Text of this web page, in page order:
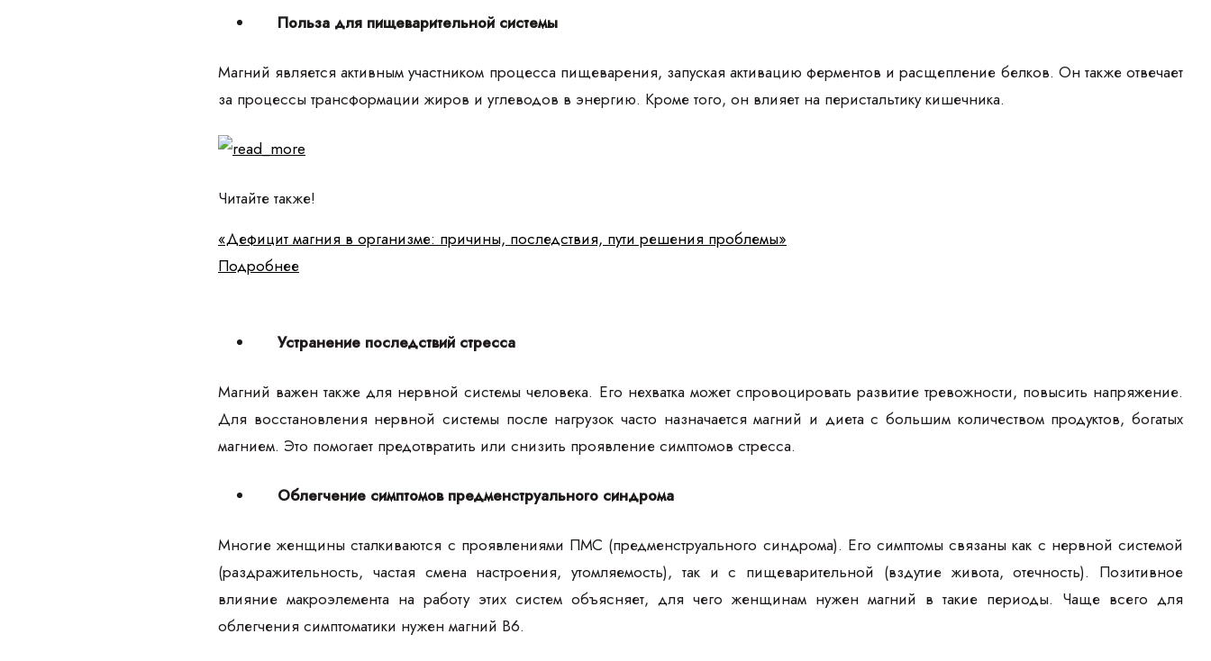
Польза для пищеварительной системы
Магний является активным участником процесса пищеварения, запуская активацию ферментов и расщепление белков. Он также отвечает
за процессы трансформации жиров и углеводов в энергию. Кроме того, он влияет на перистальтику кишечника.
Читайте также!
«Дефицит магния в организме: причины, последствия, пути решения проблемы»
Подробнее
Устранение последствий стресса
Магний важен также для нервной системы человека. Его нехватка может спровоцировать развитие тревожности, повысить напряжение.
Для восстановления нервной системы после нагрузок часто назначается магний и диета с большим количеством продуктов, богатых
магнием. Это помогает предотвратить или снизить проявление симптомов стресса.
Облегчение симптомов предменструального синдрома
Многие женщины сталкиваются с проявлениями ПМС (предменструального синдрома). Его симптомы связаны как с нервной системой
(раздражительность, частая смена настроения, утомляемость), так и с пищеварительной (вздутие живота, отечность). Позитивное
влияние макроэлемента на работу этих систем объясняет, для чего женщинам нужен магний в такие периоды. Чаще всего для
облегчения симптоматики нужен магний В6.